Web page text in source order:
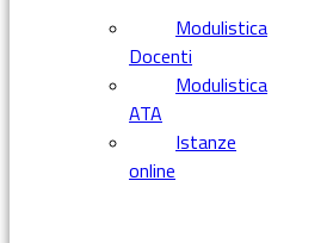
Modulistica
Docenti
Modulistica
ATA
Istanze
online